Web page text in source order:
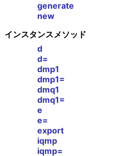
generate
new
インスタンスメソッド
d
d=
dmp1
dmp1=
dmq1
dmq1=
e
e=
export
iqmp
iqmp=